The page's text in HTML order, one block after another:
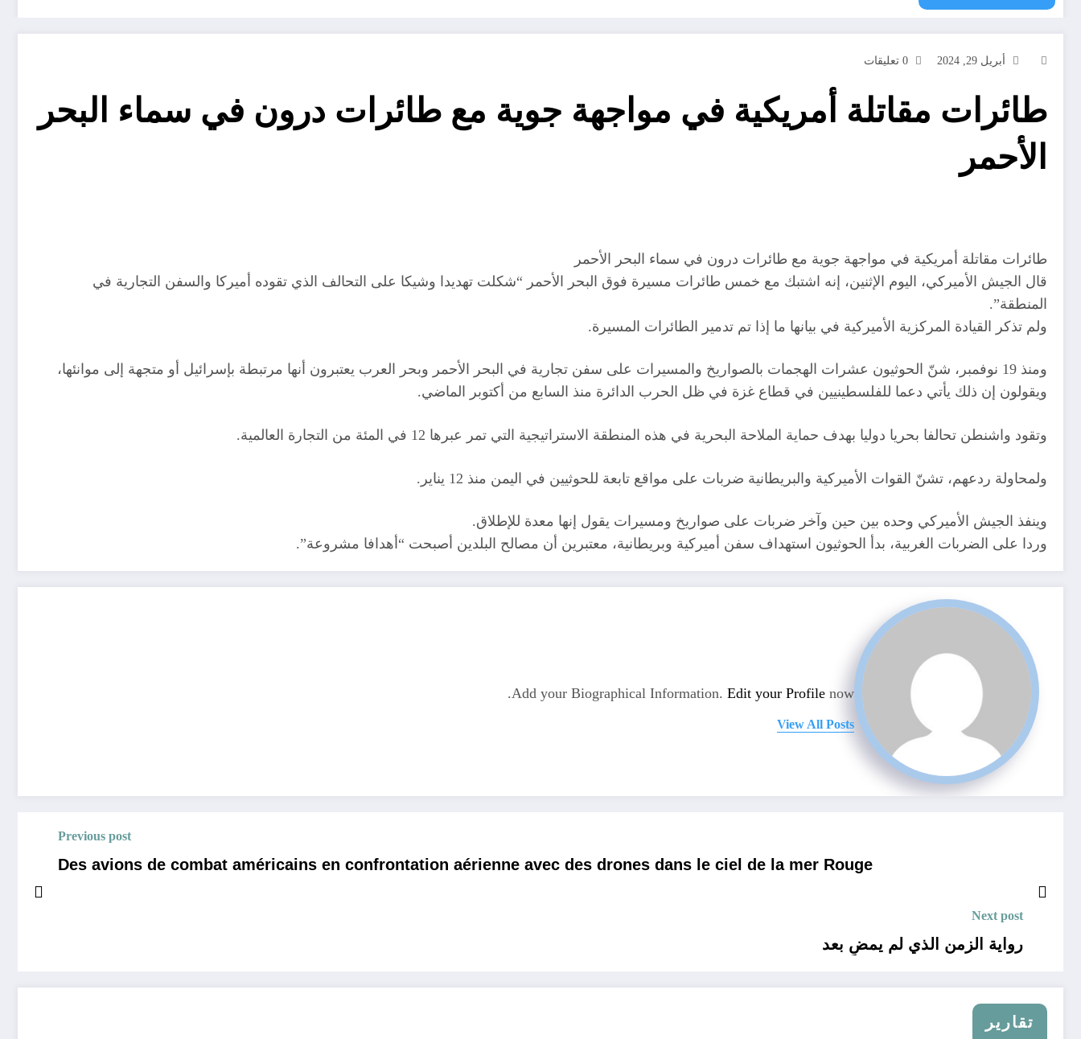
أبريل 29, 2024 0 تعليقات
طائرات مقاتلة أمريكية في مواجهة جوية مع طائرات درون في سماء البحر
الأحمر
طائرات مقاتلة أمريكية في مواجهة جوية مع طائرات درون في سماء البحر الأحمر
قال الجيش الأميركي، اليوم الإثنين، إنه اشتبك مع خمس طائرات مسيرة فوق البحر الأحمر “شكلت تهديدا وشيكا على التحالف الذي تقوده أميركا والسفن التجارية في
المنطقة”.
ولم تذكر القيادة المركزية الأميركية في بيانها ما إذا تم تدمير الطائرات المسيرة.
ومنذ 19 نوفمبر، شنّ الحوثيون عشرات الهجمات بالصواريخ والمسيرات على سفن تجارية في البحر الأحمر وبحر العرب يعتبرون أنها مرتبطة بإسرائيل أو متجهة إلى موانئها،
ويقولون إن ذلك يأتي دعما للفلسطينيين في قطاع غزة في ظل الحرب الدائرة منذ السابع من أكتوبر الماضي.
وتقود واشنطن تحالفا بحريا دوليا بهدف حماية الملاحة البحرية في هذه المنطقة الاستراتيجية التي تمر عبرها 12 في المئة من التجارة العالمية.
ولمحاولة ردعهم، تشنّ القوات الأميركية والبريطانية ضربات على مواقع تابعة للحوثيين في اليمن منذ 12 يناير.
وينفذ الجيش الأميركي وحده بين حين وآخر ضربات على صواريخ ومسيرات يقول إنها معدة للإطلاق.
وردا على الضربات الغربية، بدأ الحوثيون استهداف سفن أميركية وبريطانية، معتبرين أن مصالح البلدين أصبحت “أهدافا مشروعة”.
Add your Biographical Information. Edit your Profile now.
View All Posts
Previous post
Des avions de combat américains en confrontation aérienne avec des drones dans le ciel de la mer Rouge
Next post
رواية الزمن الذي لم يمضِ بعد
تقارير